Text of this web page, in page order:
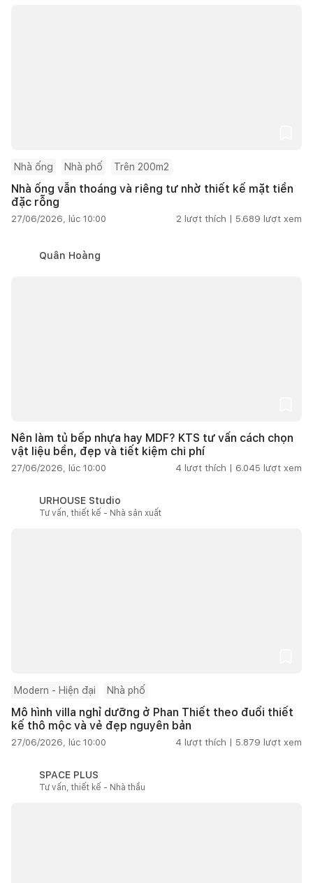
Nhà ống Nhà phố Trên 200m2
Nhà ống vẫn thoáng và riêng tư nhờ thiết kế mặt tiền
đặc rỗng
27/06/2026, lúc 10:00 2 lượt thích | 5.689 lượt xem
Quân Hoàng
Nên làm tủ bếp nhựa hay MDF? KTS tư vấn cách chọn
vật liệu bền, đẹp và tiết kiệm chi phí
27/06/2026, lúc 10:00 4 lượt thích | 6.045 lượt xem
URHOUSE Studio
Tư vấn, thiết kế - Nhà sản xuất
Modern - Hiện đại Nhà phố
Mô hình villa nghỉ dưỡng ở Phan Thiết theo đuổi thiết
kế thô mộc và vẻ đẹp nguyên bản
27/06/2026, lúc 10:00 4 lượt thích | 5.879 lượt xem
SPACE PLUS
Tư vấn, thiết kế - Nhà thầu